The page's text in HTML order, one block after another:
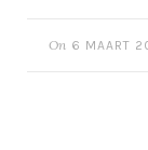
On 6 MAART